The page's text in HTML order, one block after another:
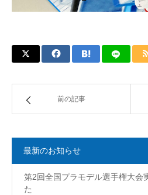
前の記事
最新のお知らせ
第2回全国プラモデル選手権大会
た